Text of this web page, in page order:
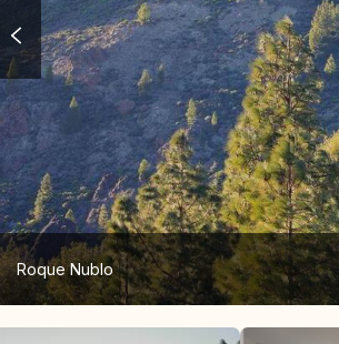
Roque Nublo